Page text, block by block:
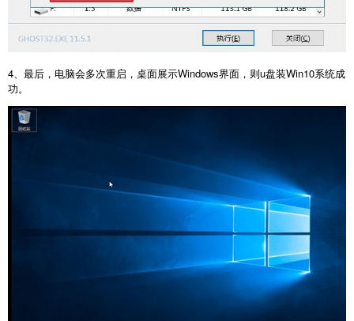
4、最后，电脑会多次重启，桌面展示Windows界面，则u盘装Win10系统成
功。